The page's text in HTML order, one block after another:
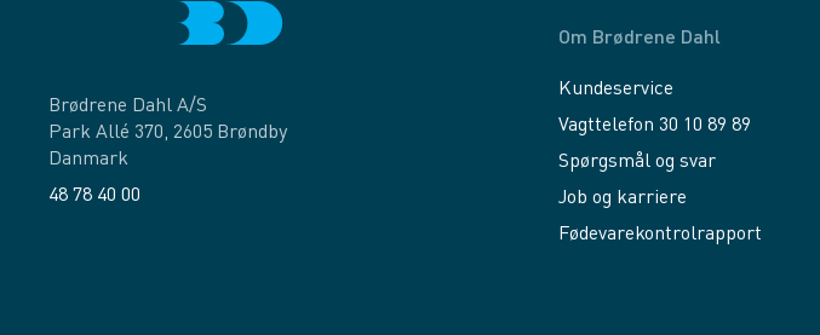
Brødrene Dahl A/S
Park Allé 370, 2605 Brøndby
Danmark
48 78 40 00
Om Brødrene Dahl
Kundeservice
Vagttelefon 30 10 89 89
Spørgsmål og svar
Job og karriere
Fødevarekontrolrapport